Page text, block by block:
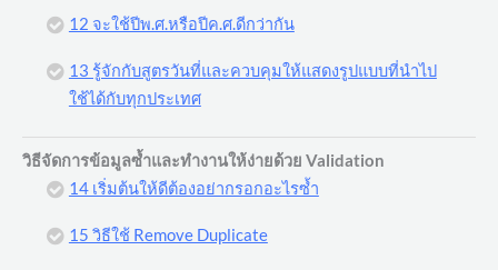
12 จะใช้ปีพ.ศ.หรือปีค.ศ.ดีกว่ากัน
13 รู้จักกับสูตรวันที่และควบคุมให้แสดงรูปแบบที่นำไป
ใช้ได้กับทุกประเทศ
วิธีจัดการข้อมูลซ้ำและทำงานให้ง่ายด้วย Validation
14 เริ่มต้นให้ดีต้องอย่ากรอกอะไรซ้ำ
15 วิธีใช้ Remove Duplicate